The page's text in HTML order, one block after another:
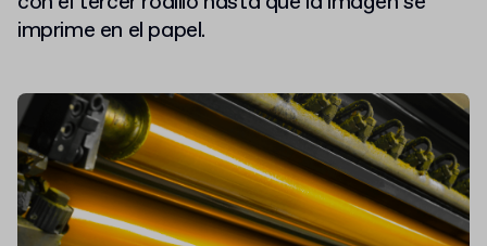
imprime en el papel.